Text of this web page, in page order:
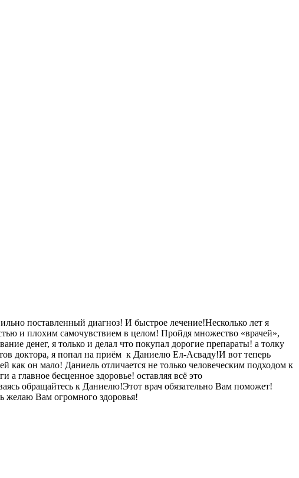
поставленный диагноз! И быстрое лечение!Несколько лет я
и плохим самочувствием в целом! Пройдя множество «врачей»,
денег, я только и делал что покупал дорогие препараты! а толку
доктора, я попал на приём к Даниелю Ел-Асваду!И вот теперь
как он мало! Даниель отличается не только человеческим подходом к
главное бесценное здоровье! оставляя всё это
обращайтесь к Даниелю!Этот врач обязательно Вам поможет!
желаю Вам огромного здоровья!